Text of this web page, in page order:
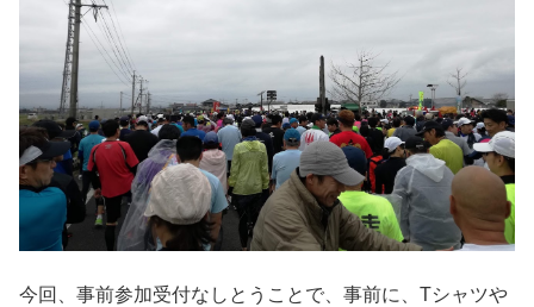
今回、事前参加受付なしとうことで、事前に、Tシャツや